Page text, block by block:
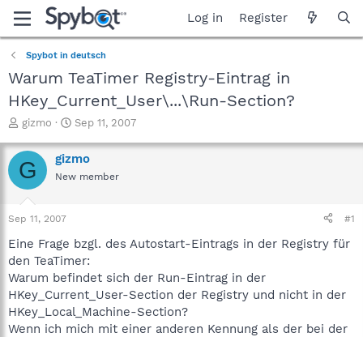
Log in Register
Spybot in deutsch
Warum TeaTimer Registry-Eintrag in
HKey_Current_User\...\Run-Section?
T
r
e
a
t
a
t
e
r
gizmo
S
a
r
t
e
Sep 11, 2007
G gizmo
New member
Sep 11, 2007 #1
Eine Frage bzgl. des Autostart-Eintrags in der Registry für
den TeaTimer:
Warum befindet sich der Run-Eintrag in der
HKey_Current_User-Section der Registry und nicht in der
HKey_Local_Machine-Section?
Wenn ich mich mit einer anderen Kennung als der bei der